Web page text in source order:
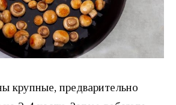
крупные, предварительно